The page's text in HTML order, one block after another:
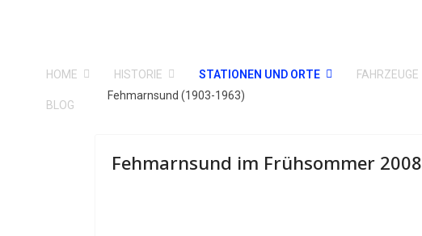
HOME HISTORIE STATIONEN UND ORTE FAHRZEUGE
BLOG
Fehmarnsund (1903-1963)
Fehmarnsund im Frühsommer 2008